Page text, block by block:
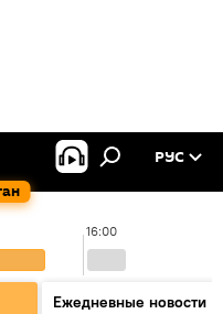
РУС
16:00
Ежедневные новости